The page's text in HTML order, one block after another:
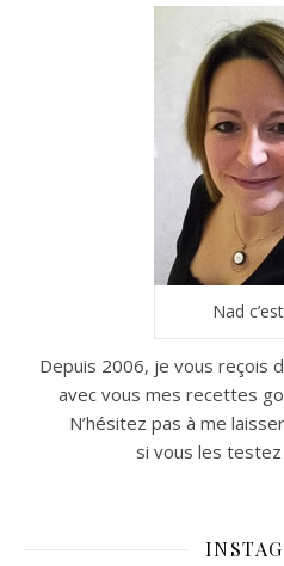
Nad
Depuis 2006, je vous reçois
avec vous mes recettes
N’hésitez pas à me
si vous les